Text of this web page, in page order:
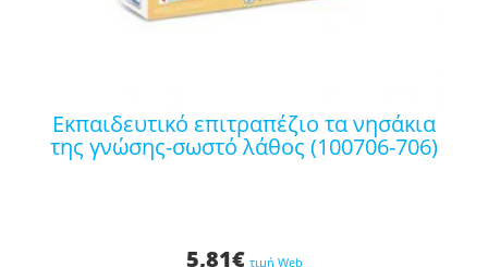
εκπαιδευτικό επιτραπέζιο τα νησάκια
της γνώσης-σωστό λάθος (100706-706)
5,81€ τιμή Web